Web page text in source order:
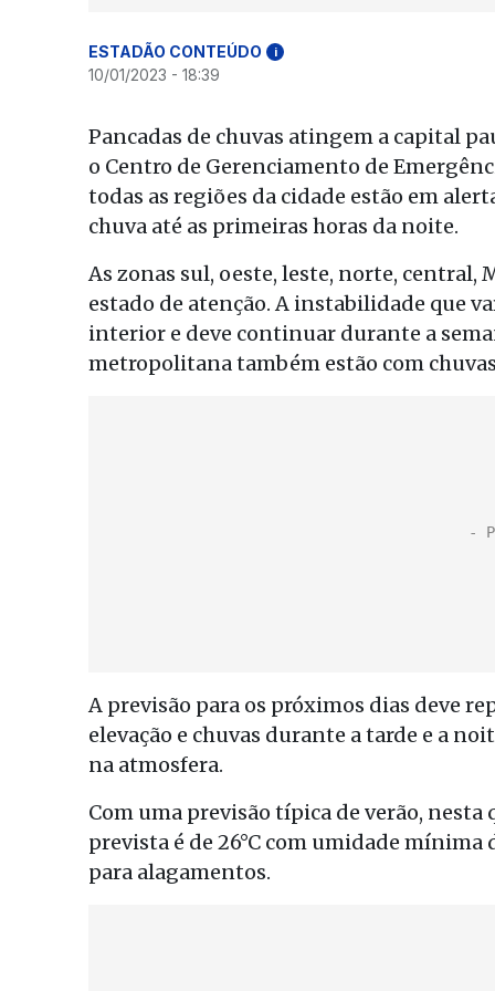
ESTADÃO CONTEÚDO i
10/01/2023 - 18:39
Pancadas de chuvas atingem a capital
o Centro de Gerenciamento de
todas as regiões da cidade estão em
chuva até as primeiras horas da noite.
As zonas sul, oeste, leste, norte,
estado de atenção. A instabilidade que
interior e deve continuar durante a
metropolitana também estão com
A previsão para os próximos dias deve
elevação e chuvas durante a tarde e a
na atmosfera.
Com uma previsão típica de verão,
prevista é de 26°C com umidade
para alagamentos.